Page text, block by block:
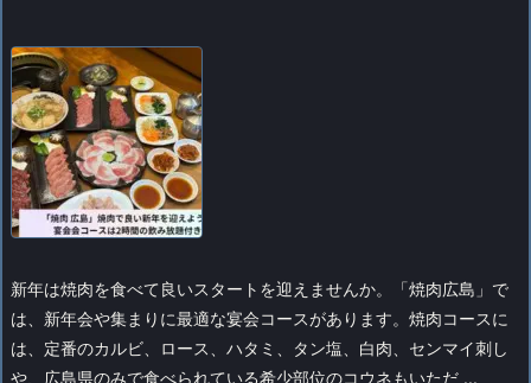
新年は焼肉を食べて良いスタートを迎えませんか。「焼肉広島」で
は、新年会や集まりに最適な宴会コースがあります。焼肉コースに
は、定番のカルビ、ロース、ハタミ、タン塩、白肉、センマイ刺し
や、広島県のみで食べられている希少部位のコウネもいただ ...